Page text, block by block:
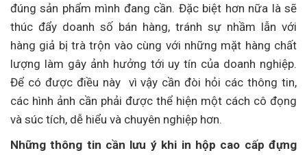
đúng sản phẩm mình đang cần. Đặc biệt hơn nữa là sẽ
thúc đẩy doanh số bán hàng, tránh sự nhầm lẫn với
hàng giả bị trà trộn vào cùng với những mặt hàng chất
lượng làm gây ảnh hưởng tới uy tín của doanh nghiệp.
Để có được điều này vì vậy cần đòi hỏi các thông tin,
các hình ảnh cần phải được thể hiện một cách cô đọng
và súc tích, dễ hiểu và chuyên nghiệp hơn.
Những thông tin cần lưu ý khi in hộp cao cấp đựng